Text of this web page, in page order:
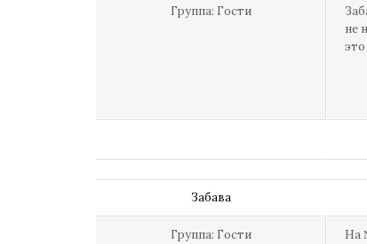
Группа: Гости
не
Забава
Группа: Гости
На